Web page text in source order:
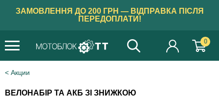
ЗАМОВЛЕННЯ ДО 200 ГРН — ВІДПРАВКА ПІСЛЯ
ПЕРЕДОПЛАТИ!
0
Акции
ВЕЛОНАБІР ТА АКБ ЗІ ЗНИЖКОЮ